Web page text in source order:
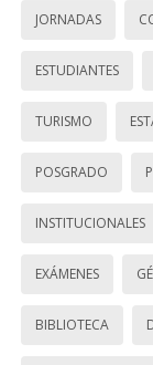
JORNADAS
ESTUDIANTES
TURISMO
POSGRADO
INSTITUCIONALES
EXÁMENES
BIBLIOTECA